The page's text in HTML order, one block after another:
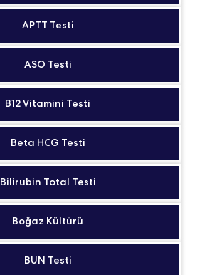
APTT Testi
ASO Testi
B12 Vitamini Testi
Beta HCG Testi
Bilirubin Total Testi
Boğaz Kültürü
BUN Testi